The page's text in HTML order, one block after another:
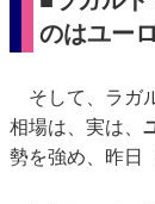
のはユー
そして、ラガ
相場は、実は、
勢を強め、昨日